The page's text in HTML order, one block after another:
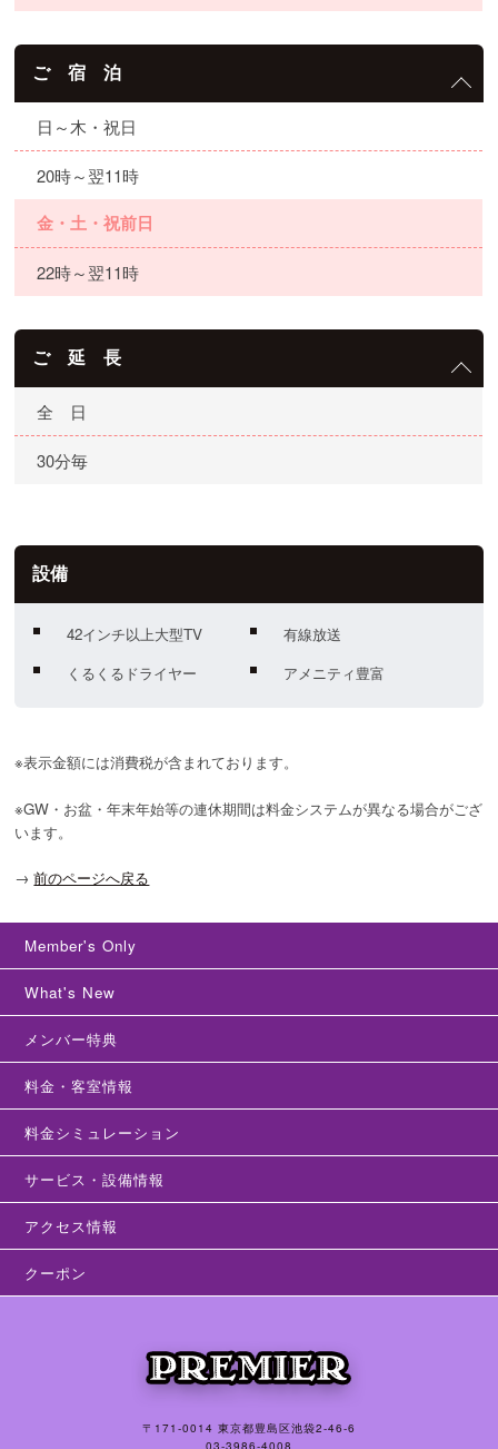
ご 宿 泊
日～木・祝日
20時～翌11時
金・土・祝前日
22時～翌11時
ご 延 長
全 日
30分毎
設備
42インチ以上大型TV
有線放送
くるくるドライヤー
アメニティ豊富
※表示金額には消費税が含まれております。
※GW・お盆・年末年始等の連休期間は料金システムが異なる場合がござ
います。
→ 前のページへ戻る
Member's Only
What's New
メンバー特典
料金・客室情報
料金シミュレーション
サービス・設備情報
アクセス情報
クーポン
〒171-0014 東京都豊島区池袋2-46-6
03-3986-4008